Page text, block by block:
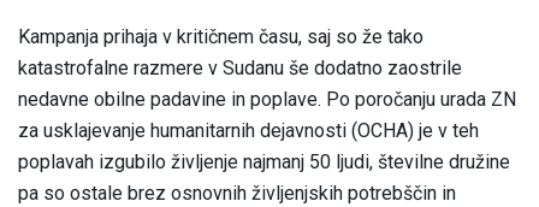
Kampanja prihaja v kritičnem času, saj so že tako
katastrofalne razmere v Sudanu še dodatno zaostrile
nedavne obilne padavine in poplave. Po poročanju urada ZN
za usklajevanje humanitarnih dejavnosti (OCHA) je v teh
poplavah izgubilo življenje najmanj 50 ljudi, številne družine
pa so ostale brez osnovnih življenjskih potrebščin in